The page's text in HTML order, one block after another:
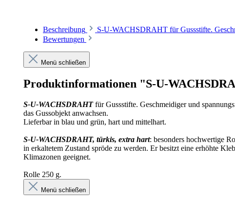
Beschreibung S-U-WACHSDRAHT für Gussstifte.
Bewertungen
Menü schließen
Produktinformationen "S-U-
S-U-WACHSDRAHTfür Gussstifte. Geschmeidiger und
das Gussobjekt anwachsen.
Lieferbar in blau und grün, hart und mittelhart.
S-U-WACHSDRAHT, türkis, extra hart: besonders hochwertige
in erkaltetem Zustand spröde zu werden. Er besitzt eine erhöhte
Klimazonen geeignet.
Rolle 250 g.
Menü schließen